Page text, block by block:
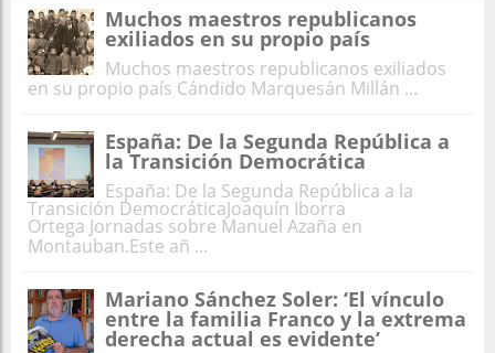
Muchos maestros republicanos
exiliados en su propio país
Muchos maestros republicanos exiliados
en su propio país Cándido Marquesán Millán ...
España: De la Segunda República a
la Transición Democrática
España: De la Segunda República a la
Transición DemocráticaJoaquín Iborra
Ortega Jornadas sobre Manuel Azaña en
Montauban.Este añ ...
Mariano Sánchez Soler: ‘El vínculo
entre la familia Franco y la extrema
derecha actual es evidente’